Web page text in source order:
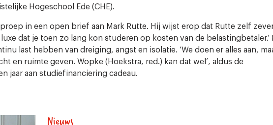
Hogeschool Ede (CHE).
in een open brief aan Mark Rutte. Hij wijst erop dat Rutte zelf
dat je toen zo lang kon studeren op kosten van de belastingbetaler.’
last hebben van dreiging, angst en isolatie. ‘We doen er alles aan,
en ruimte geven. Wopke (Hoekstra, red.) kan dat wel’, aldus de
jaar aan studiefinanciering cadeau.
Nieuws